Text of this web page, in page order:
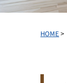
HOME >